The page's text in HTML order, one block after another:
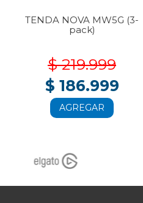
TENDA NOVA MW5G (3-
pack)
$ 219.999
$ 186.999
AGREGAR